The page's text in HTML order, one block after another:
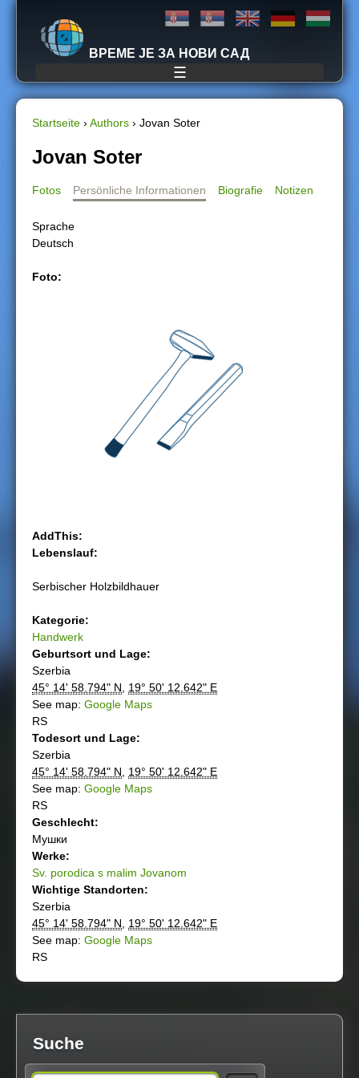
Jump to navigation
ВРЕМЕ ЈЕ ЗА НОВИ САД
☰
S
i
s
i
Startseite › Authors › Jovan Soter
Jovan Soter
Fotos Persönliche Informationen Biografie Notizen
Sprache
Deutsch
Foto:
AddThis:
Lebenslauf:
Serbischer Holzbildhauer
Kategorie:
Handwerk
Geburtsort und Lage:
Szerbia
45° 14' 58.794" N
19° 50' 12.642" E
See map: Google Maps
RS
Todesort und Lage:
Szerbia
45° 14' 58.794" N
19° 50' 12.642" E
See map: Google Maps
RS
Geschlecht:
Мушки
Werke:
Sv. porodica s malim Jovanom
Wichtige Standorten:
Szerbia
45° 14' 58.794" N
19° 50' 12.642" E
See map: Google Maps
RS
Suche